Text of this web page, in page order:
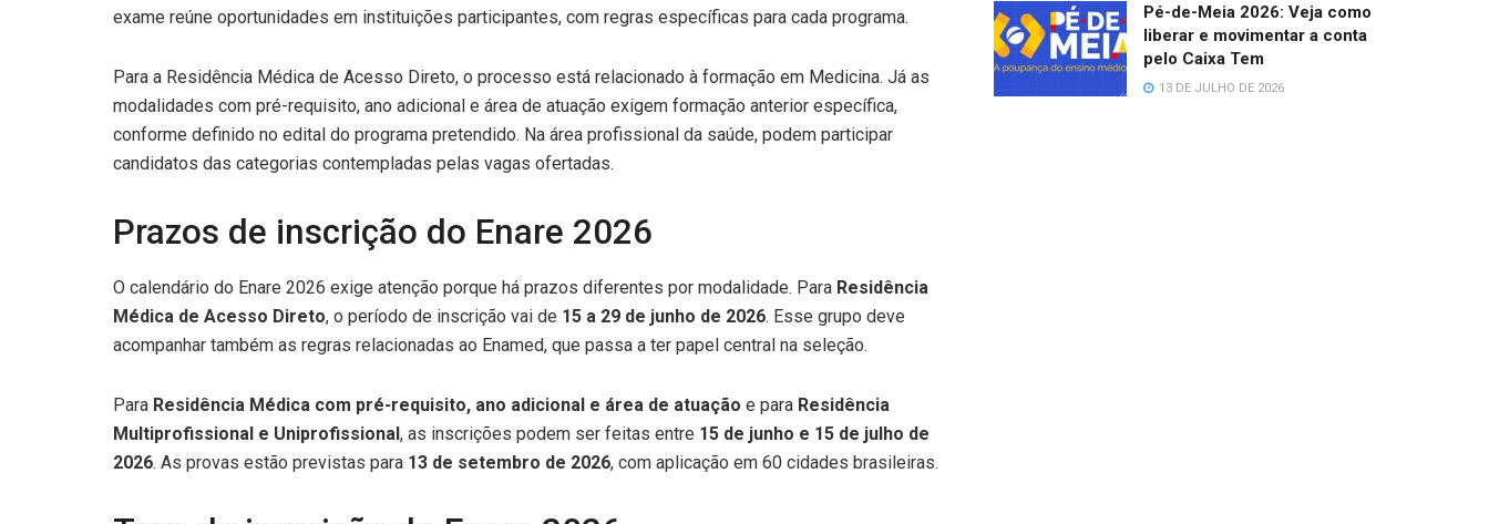
exame reúne oportunidades em instituições participantes, com regras específicas para cada programa.
Para a Residência Médica de Acesso Direto, o processo está relacionado à formação em Medicina. Já as
modalidades com pré-requisito, ano adicional e área de atuação exigem formação anterior específica,
conforme definido no edital do programa pretendido. Na área profissional da saúde, podem participar
candidatos das categorias contempladas pelas vagas ofertadas.
Prazos de inscrição do Enare 2026
O calendário do Enare 2026 exige atenção porque há prazos diferentes por modalidade. Para Residência
Médica de Acesso Direto, o período de inscrição vai de 15 a 29 de junho de 2026. Esse grupo deve
acompanhar também as regras relacionadas ao Enamed, que passa a ter papel central na seleção.
Para Residência Médica com pré-requisito, ano adicional e área de atuação e para Residência
Multiprofissional e Uniprofissional, as inscrições podem ser feitas entre 15 de junho e 15 de julho de
2026. As provas estão previstas para 13 de setembro de 2026, com aplicação em 60 cidades brasileiras.
Pé-de-Meia 2026: Veja como
liberar e movimentar a conta
pelo Caixa Tem
13 DE JULHO DE 2026